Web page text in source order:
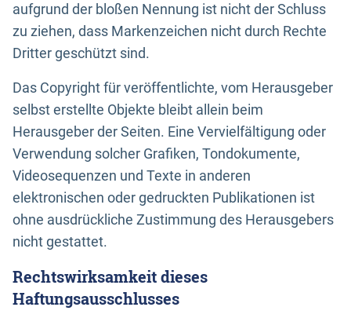
aufgrund der bloßen Nennung ist nicht der Schluss
zu ziehen, dass Markenzeichen nicht durch Rechte
Dritter geschützt sind.
Das Copyright für veröffentlichte, vom Herausgeber
selbst erstellte Objekte bleibt allein beim
Herausgeber der Seiten. Eine Vervielfältigung oder
Verwendung solcher Grafiken, Tondokumente,
Videosequenzen und Texte in anderen
elektronischen oder gedruckten Publikationen ist
ohne ausdrückliche Zustimmung des Herausgebers
nicht gestattet.
Rechtswirksamkeit dieses
Haftungsausschlusses